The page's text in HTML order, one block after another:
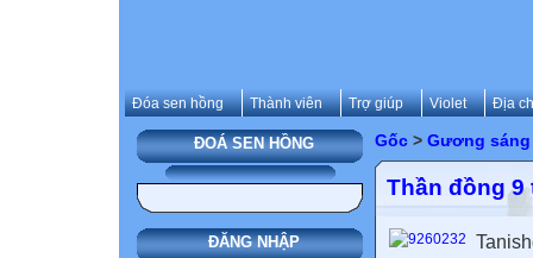
Đóa sen hồng Thành viên Trợ giúp Violet Địa
ĐOÁ SEN HỒNG
ĐĂNG NHẬP
Gốc > Gương
Thần đồng 9